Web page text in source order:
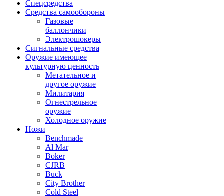
Спецсредства
Средства самообороны
Газовые
баллончики
Электрошокеры
Сигнальные средства
Оружие имеющее
культурную ценность
Метательное и
другое оружие
Милитария
Огнестрельное
оружие
Холодное оружие
Ножи
Benchmade
Al Mar
Boker
CJRB
Buck
City Brother
Cold Steel